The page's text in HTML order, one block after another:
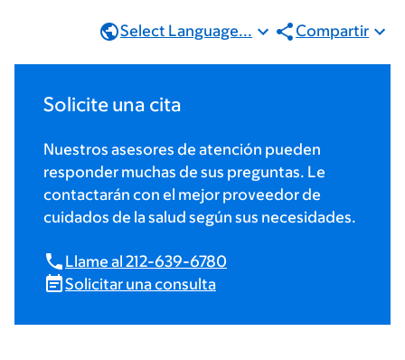
Select Language... Compartir
Solicite una cita
Nuestros asesores de atención pueden
responder muchas de sus preguntas. Le
contactarán con el mejor proveedor de
cuidados de la salud según sus necesidades.
Llame al 212-639-6780
Solicitar una consulta